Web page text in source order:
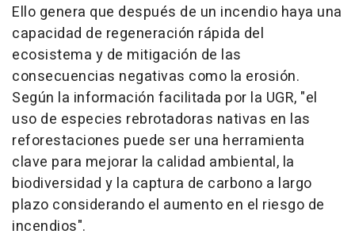
Ello genera que después de un incendio haya una
capacidad de regeneración rápida del
ecosistema y de mitigación de las
consecuencias negativas como la erosión.
Según la información facilitada por la UGR, "el
uso de especies rebrotadoras nativas en las
reforestaciones puede ser una herramienta
clave para mejorar la calidad ambiental, la
biodiversidad y la captura de carbono a largo
plazo considerando el aumento en el riesgo de
incendios".